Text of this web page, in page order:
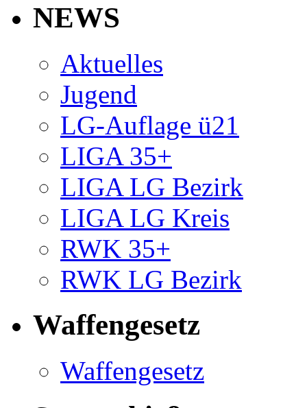
NEWS
Aktuelles
Jugend
LG-Auflage ü21
LIGA 35+
LIGA LG Bezirk
LIGA LG Kreis
RWK 35+
RWK LG Bezirk
Waffengesetz
Waffengesetz